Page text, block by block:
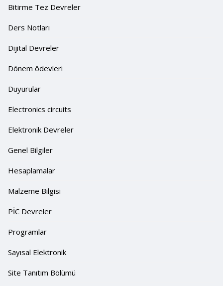
Bitirme Tez Devreler
Ders Notları
Dijital Devreler
Dönem ödevleri
Duyurular
Electronics circuits
Elektronik Devreler
Genel Bilgiler
Hesaplamalar
Malzeme Bilgisi
PİC Devreler
Programlar
Sayısal Elektronik
Site Tanıtım Bölümü